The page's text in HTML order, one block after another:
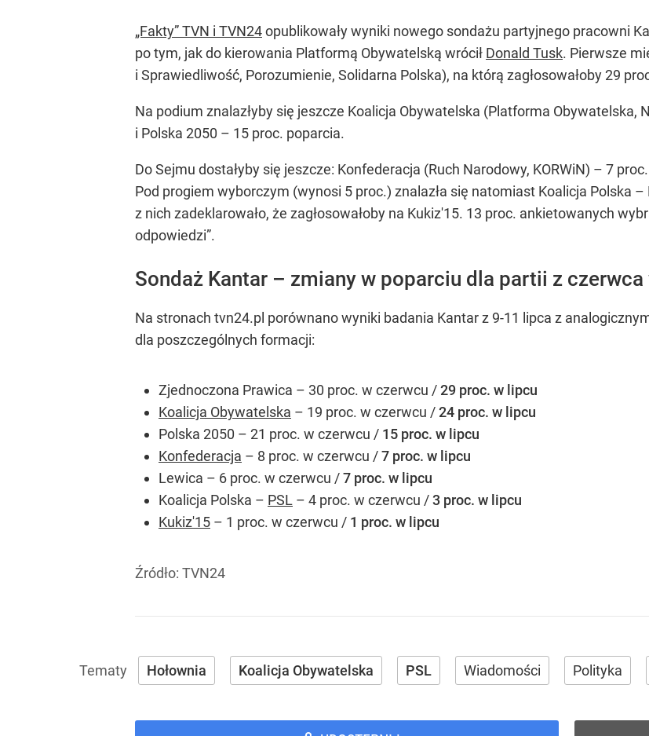
„Fakty” TVN i TVN24opublikowały wyniki nowego sondażu partyjnego pracowni
po tym, jak do kierowania Platformą Obywatelską wrócił Donald Tusk. Pierwsze
i Sprawiedliwość, Porozumienie, Solidarna Polska), na którą zagłosowałoby 29
Na podium znalazłyby się jeszcze Koalicja Obywatelska (Platforma Obywatelska,
i Polska 2050 – 15 proc. poparcia.
Do Sejmu dostałyby się jeszcze: Konfederacja (Ruch Narodowy, KORWiN) – 7
Pod progiem wyborczym (wynosi 5 proc.) znalazła się natomiast Koalicja Polska
z nich zadeklarowało, że zagłosowałoby na Kukiz'15. 13 proc. ankietowanych
odpowiedzi”.
Sondaż Kantar – zmiany w poparciu dla partii z
Na stronach tvn24.pl porównano wyniki badania Kantar z 9-11 lipca z
dla poszczególnych formacji:
Zjednoczona Prawica – 30 proc. w czerwcu /29 proc. w lipcu
Koalicja Obywatelska – 19 proc. w czerwcu /24 proc. w lipcu
Polska 2050 – 21 proc. w czerwcu / 15 proc. w lipcu
Konfederacja – 8 proc. w czerwcu /7 proc. w lipcu
Lewica – 6 proc. w czerwcu /7 proc. w lipcu
Koalicja Polska – PSL – 4 proc. w czerwcu /3 proc. w lipcu
Kukiz'15 – 1 proc. w czerwcu / 1 proc. w lipcu
Źródło: TVN24
Hołownia Koalicja Obywatelska PSL Wiadomości Polityka